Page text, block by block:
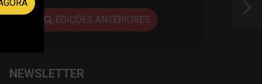
EDIÇÕES ANTERIORES
NEWSLETTER